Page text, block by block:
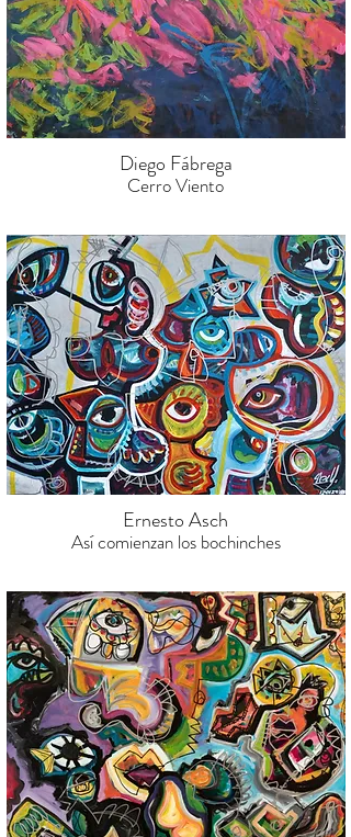
Diego Fábrega
Cerro Viento
Ernesto Asch
Así comienzan los bochinches